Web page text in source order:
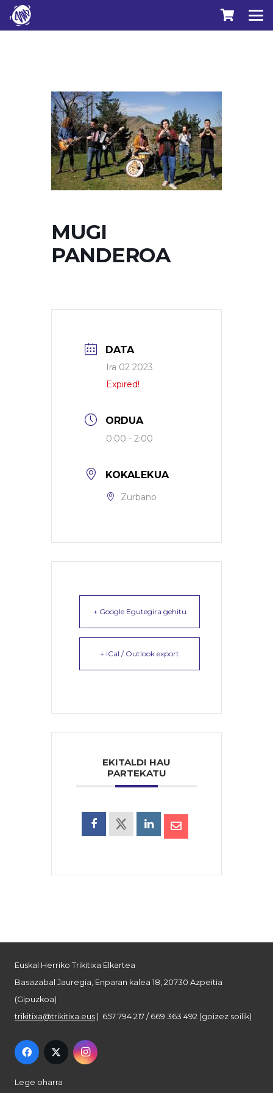
MUGI
PANDEROA
DATA
Ira 02 2023
Expired!
ORDUA
0:00 - 2:00
KOKALEKUA
Zurbano
+ Google Egutegira gehitu
+ iCal / Outlook export
EKITALDI HAU
PARTEKATU
Euskal Herriko Trikitixa Elkartea
Basazabal Jauregia, Enparan kalea 18, 20730 Azpeitia
(Gipuzkoa)
trikitixa@trikitixa.eus | 657 794 217 / 669 363 492 (goizez soilik)
Lege oharra